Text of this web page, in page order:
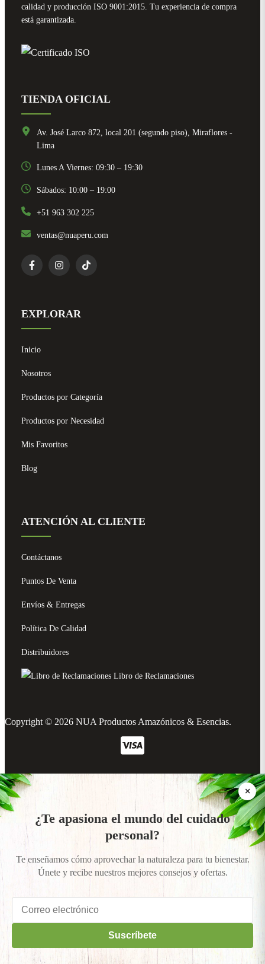
×
¿Te apasiona el mundo del cuidado
personal?
Te enseñamos cómo aprovechar la naturaleza para tu bienestar.
Únete y recibe nuestros mejores consejos y ofertas.
Suscríbete
calidad y producción ISO 9001:2015. Tu experiencia de compra
está garantizada.
TIENDA OFICIAL
Av. José Larco 872, local 201 (segundo piso), Miraflores -
Lima
Lunes A Viernes: 09:30 – 19:30
Sábados: 10:00 – 19:00
+51 963 302 225
ventas@nuaperu.com
EXPLORAR
Inicio
Nosotros
Productos por Categoría
Productos por Necesidad
Mis Favoritos
Blog
ATENCIÓN AL CLIENTE
Contáctanos
Puntos De Venta
Envíos & Entregas
Política De Calidad
Distribuidores
Libro de Reclamaciones
Copyright © 2026 NUA Productos Amazónicos & Esencias.
Ofertas de aniversario NUA